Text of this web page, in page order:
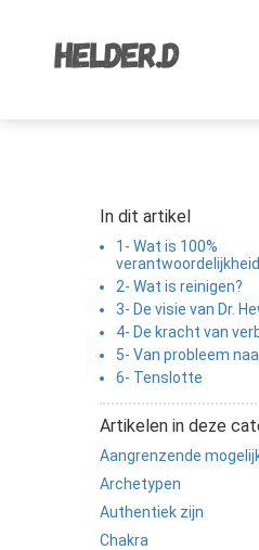
In dit artikel
1- Wat is 100%
2- Wat is reinigen?
3- De visie van Dr.
4- De kracht van
5- Van probleem
6- Tenslotte
Artikelen in deze
Aangrenzende
Archetypen
Authentiek zijn
Chakra